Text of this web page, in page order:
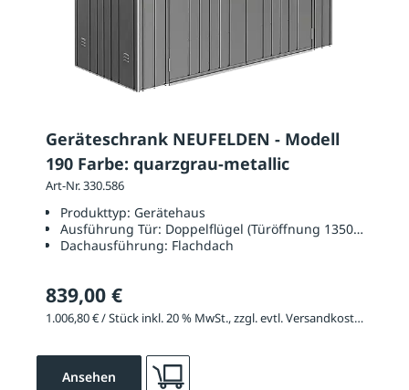
Geräteschrank NEUFELDEN - Modell
190 Farbe: quarzgrau-metallic
Art-Nr. 330.586
Produkttyp: Gerätehaus
Ausführung Tür: Doppelflügel (Türöffnung 1350 x 1700
Dachausführung: Flachdach
839,00 €
1.006,80 € / Stück inkl. 20 % MwSt., zzgl. evtl. Versandkosten
Ansehen